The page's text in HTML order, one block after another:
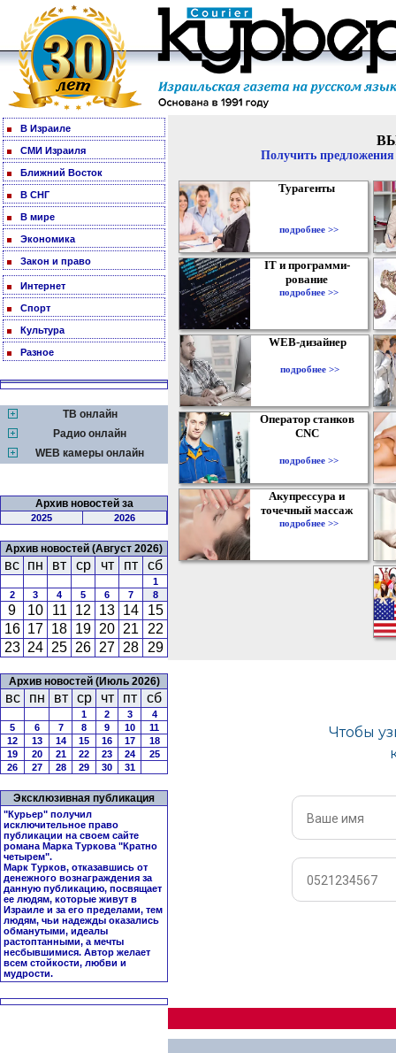
В Израиле
СМИ Израиля
Ближний Восток
В СНГ
В мире
Экономика
Закон и право
Интернет
Спорт
Культура
Разное
ТВ онлайн
Радио онлайн
WEB камеры онлайн
Архив новостей за
2025 2026
Архив новостей (Август 2026)
вс пн вт ср чт пт сб
1
2
3 4 5 6 7 8
9 10 11 12 13 14
15
16 17 18 19 20 21
22
23 24 25 26 27 28 29
Архив новостей (Июль 2026)
вс пн вт ср чт пт сб
1 2 3
4
5
6 7 8 9 10
11
12
13 14 15 16 17
18
19
20 21 22 23 24
25
26
27 28 29 30 31
Эксклюзивная публикация
"Курьер" получил
исключительное право
публикации на своем сайте
романа Марка Туркова "Кратно
четырем".
Марк Турков, отказавшись от
денежного вознаграждения за
данную публикацию, посвящает
ее людям, которые живут в
Израиле и за его пределами, тем
людям, чьи надежды оказались
обманутыми, идеалы
растоптанными, а мечты
несбывшимися. Автор желает
всем стойкости, любви и
мудрости.
Получить
Турагенты
подробнее >>
IT и программи-
рование
подробнее >>
WEB-дизайнер
подробнее >>
Оператор станков
CNC
подробнее >>
Акупрессура и
точечный массаж
подробнее >>